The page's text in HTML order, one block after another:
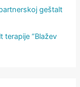
geštalt
terapije “Blažev